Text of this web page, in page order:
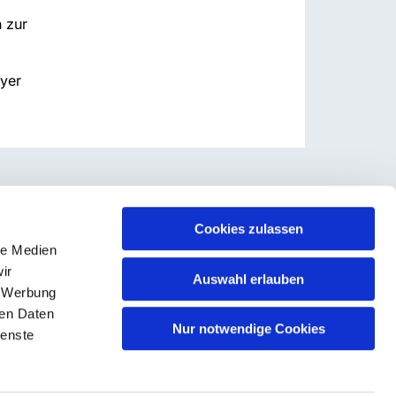
Medien
Daten
Cookies zulassen
Auswahl erlauben
Nur notwendige Cookies
zur